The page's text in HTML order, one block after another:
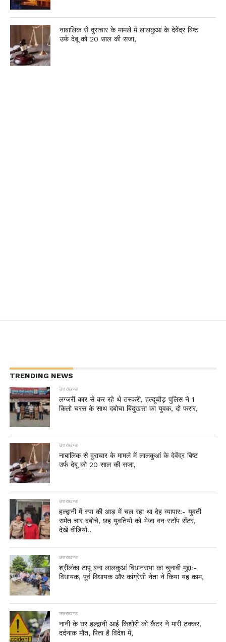
नाबालिक से दुराचार के मामले में लालकुआं के देवेंद्र बिष्ट
उर्फ देबू को 20 साल की सजा,
TRENDING NEWS
उत्तराखण्ड
लग्जरी कार से कर रहे थे तस्करी, हल्दूचौड़ पुलिस ने 1
किलो चरस के साथ दबोचा बिंदुखत्ता का युवक, दो फरार,
उत्तराखण्ड
नाबालिक से दुराचार के मामले में लालकुआं के देवेंद्र बिष्ट
उर्फ देबू को 20 साल की सजा,
उत्तराखण्ड
हल्द्वानी में स्पा की आड़ में चल रहा था देह व्यापार:- युवती
समेत चार दबोचे, छह युवतियों को भेजा वन स्टॉप सेंटर,
देखें वीडियो..
उत्तराखण्ड
श्रीलंका टापू बना लालकुआं विधानसभा का चुनावी मुद्दा:-
विधायक, पूर्व विधायक और कांग्रेसी नेता ने किया यह काम,
उत्तराखण्ड
नानी के घर हल्द्वानी आई किशोरी को कैंटर ने मारी टक्कर,
दर्दनाक मौत, पिता है विदेश में,